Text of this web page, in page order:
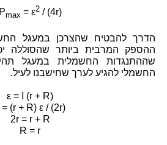
Pmax = ε2/ (4r)
הדרך להבטיח שהצרכן במעגל
ההספק המרבית ביותר שהסוללה
שההתנגדות החשמלית במעגל
החשמלי להגיע לערך שחישבנו לעיל.
ε = I (r + R)
= (r + R) ε / (2r)
2r = r + R
R = r